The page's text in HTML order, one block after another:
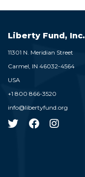
Liberty Fund, Inc.
11301 N. Meridian Street
Carmel, IN 46032-4564
USA
+1 800 866-3520
info@libertyfund.org